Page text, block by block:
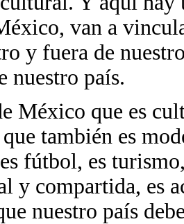
van a
y fuera de
nuestro país.
México que es
también es
fútbol, es
y compartida, es
nuestro país